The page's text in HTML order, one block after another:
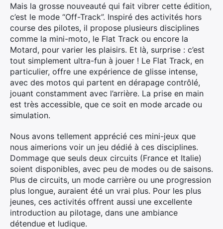
Mais la grosse nouveauté qui fait vibrer cette édition,
c’est le mode “Off-Track”. Inspiré des activités hors
course des pilotes, il propose plusieurs disciplines
comme la mini-moto, le Flat Track ou encore la
Motard, pour varier les plaisirs. Et là, surprise : c’est
tout simplement ultra-fun à jouer ! Le Flat Track, en
particulier, offre une expérience de glisse intense,
avec des motos qui partent en dérapage contrôlé,
jouant constamment avec l’arrière. La prise en main
est très accessible, que ce soit en mode arcade ou
simulation.
Nous avons tellement apprécié ces mini-jeux que
nous aimerions voir un jeu dédié à ces disciplines.
Dommage que seuls deux circuits (France et Italie)
soient disponibles, avec peu de modes ou de saisons.
Plus de circuits, un mode carrière ou une progression
plus longue, auraient été un vrai plus. Pour les plus
jeunes, ces activités offrent aussi une excellente
introduction au pilotage, dans une ambiance
détendue et ludique.